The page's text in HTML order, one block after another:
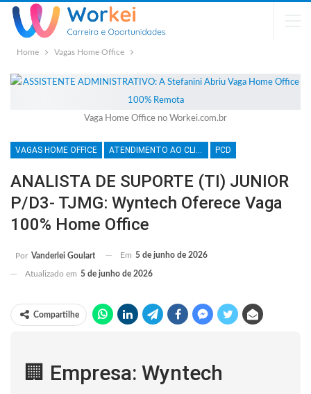
Home Vagas Home Office
Vaga Home Office no Workei.com.br
VAGAS HOME OFFICE ATENDIMENTO AO CLIENTE PCD
ANALISTA DE SUPORTE (TI) JUNIOR
P/D3- TJMG: Wyntech Oferece Vaga
100% Home Office
Por Vanderlei Goulart Em 5 de junho de 2026
Atualizado em 5 de junho de 2026
Compartilhe
🏢 Empresa: Wyntech